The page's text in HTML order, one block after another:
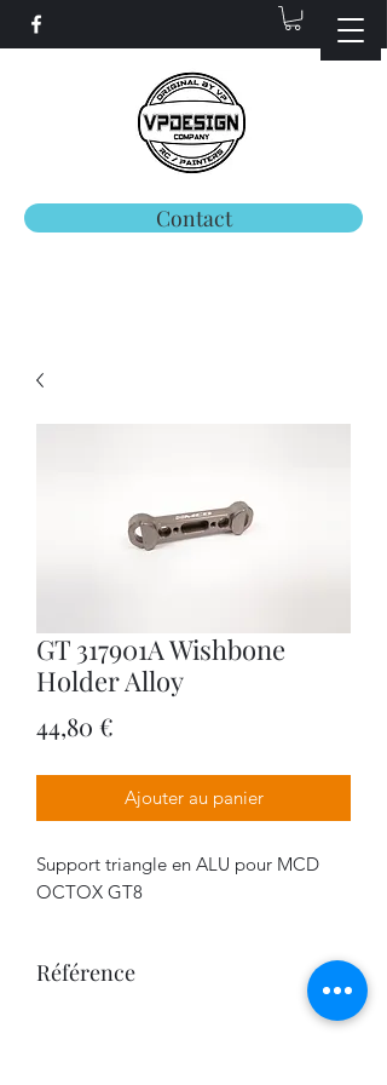
Contact
GT 317901A Wishbone
Holder Alloy
44,80 €
Ajouter au panier
Support triangle en ALU pour MCD
OCTOX GT8
Référence